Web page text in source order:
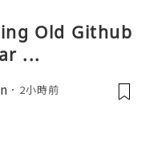
Old Github
...
2小時前